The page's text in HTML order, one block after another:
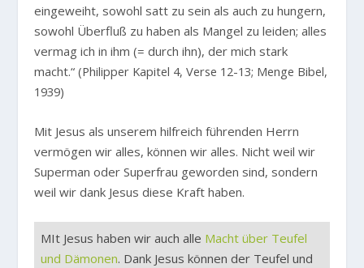
eingeweiht, sowohl satt zu sein als auch zu hungern,
sowohl Überfluß zu haben als Mangel zu leiden; alles
vermag ich in ihm (= durch ihn), der mich stark
macht.“ (Philipper Kapitel 4, Verse 12-13; Menge Bibel,
1939)
Mit Jesus als unserem hilfreich führenden Herrn
vermögen wir alles, können wir alles. Nicht weil wir
Superman oder Superfrau geworden sind, sondern
weil wir dank Jesus diese Kraft haben.
MIt Jesus haben wir auch alle Macht über Teufel
und Dämonen. Dank Jesus können der Teufel und